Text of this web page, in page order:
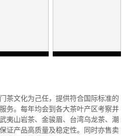
茶文化为己任，提供符合国际标准的
务。每年均会到各大茶叶产区考察并
夷山岩茶、金骏眉、台湾乌龙茶、潮
证产品高质量及稳定性。同时亦售卖